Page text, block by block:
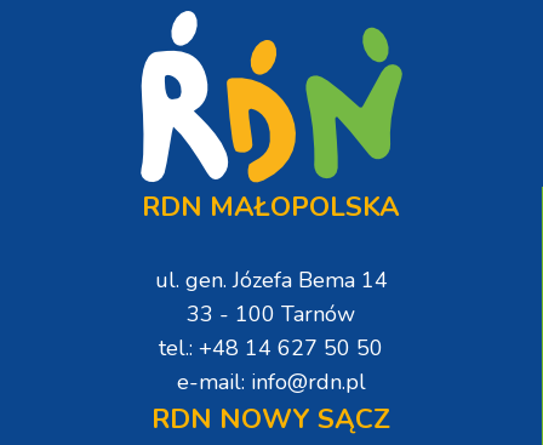
RDN MAŁOPOLSKA
ul. gen. Józefa Bema 14
33 - 100 Tarnów
tel.: +48 14 627 50 50
e-mail: info@rdn.pl
RDN NOWY SĄCZ